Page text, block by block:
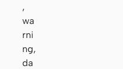
,
wa
rni
ng,
da